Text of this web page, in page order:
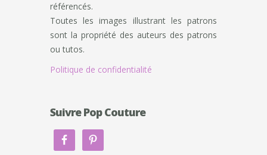
référencés.
Toutes les images illustrant les patrons
sont la propriété des auteurs des patrons
ou tutos.
Politique de confidentialité
Suivre Pop Couture